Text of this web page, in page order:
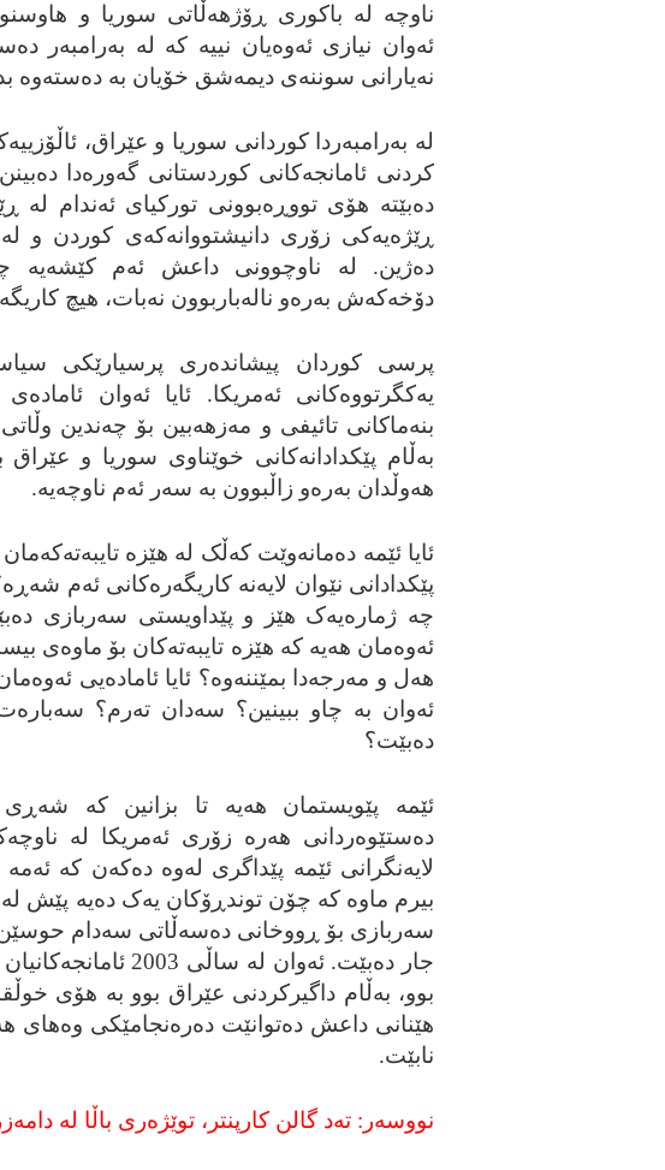
ناوچه‌ له‌ باکوری ڕۆژهه‌ڵاتی سوریا و
ئه‌وان نیازی ئه‌وه‌یان نییه‌ که‌ له‌ به‌رامبه‌ر
نه‌یارانی سوننه‌ی دیمه‌شق خۆیان به‌ ده‌سته‌وه‌
له‌ به‌رامبه‌ردا کوردانی سوریا و عێراق،
کردنی ئامانجه‌کانی کوردستانی گه‌وره‌دا
ده‌بێته‌ هۆی تووڕه‌بوونی تورکیای ئه‌ندام له‌
ڕێژه‌یه‌کی زۆری دانیشتووانه‌که‌ی کوردن و
ده‌ژین. له‌ ناوچوونی داعش ئه‌م کێشه‌یه‌
دۆخه‌که‌ش به‌ره‌و ناله‌باربوون نه‌بات، هیچ
پرسی کوردان پیشانده‌ری پرسیارێکی
یه‌کگرتووه‌کانی ئه‌مریکا. ئایا ئه‌وان
بنه‌ماکانی تائیفی و مه‌زهه‌بین بۆ چه‌ندین
به‌ڵام پێکدادانه‌کانی خوێناوی سوریا و
هه‌وڵدان به‌ره‌و زاڵبوون به‌ سه‌ر ئه‌م ناوچه‌یه‌.
ئایا ئێمه‌ ده‌مانه‌وێت که‌ڵک له‌ هێزه‌
پێکدادانی نێوان لایه‌نه‌ کاریگه‌ره‌کانی ئه‌م
چه‌ ژماره‌یه‌ک هێز و پێداویستی سه‌ربازی
ئه‌وه‌مان هه‌یه‌ که‌ هێزه‌ تایبه‌ته‌کان بۆ
هه‌ل و مه‌رجه‌دا بمێننه‌وه‌؟ ئایا ئاماده‌یی
ئه‌وان به‌ چاو ببینین؟ سه‌دان ته‌رم؟
ده‌بێت؟
ئێمه‌ پێویستمان هه‌یه‌ تا بزانین که‌
ده‌ستێوه‌ردانی هه‌ره‌ زۆری ئه‌مریکا له‌
لایه‌نگرانی ئێمه‌ پێداگری له‌وه‌ ده‌که‌ن که‌
بیرم ماوه‌ که‌ چۆن توندڕۆکان یه‌ک ده‌یه‌ پێش
سه‌ربازی بۆ ڕووخانی ده‌سه‌ڵاتی سه‌دام
جار ده‌بێت. ئه‌وان
بوو، به‌ڵام داگیرکردنی عێراق بوو به‌ هۆی
هێنانی داعش ده‌توانێت ده‌ره‌نجامێکی وه‌های
نابێت.
نووسه‌ر: ته‌د گالن کارپنتر، توێژه‌ری باڵا له‌